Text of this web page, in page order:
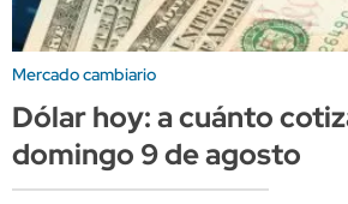
Mercado cambiario
Dólar hoy: a cuánto
domingo 9 de agosto